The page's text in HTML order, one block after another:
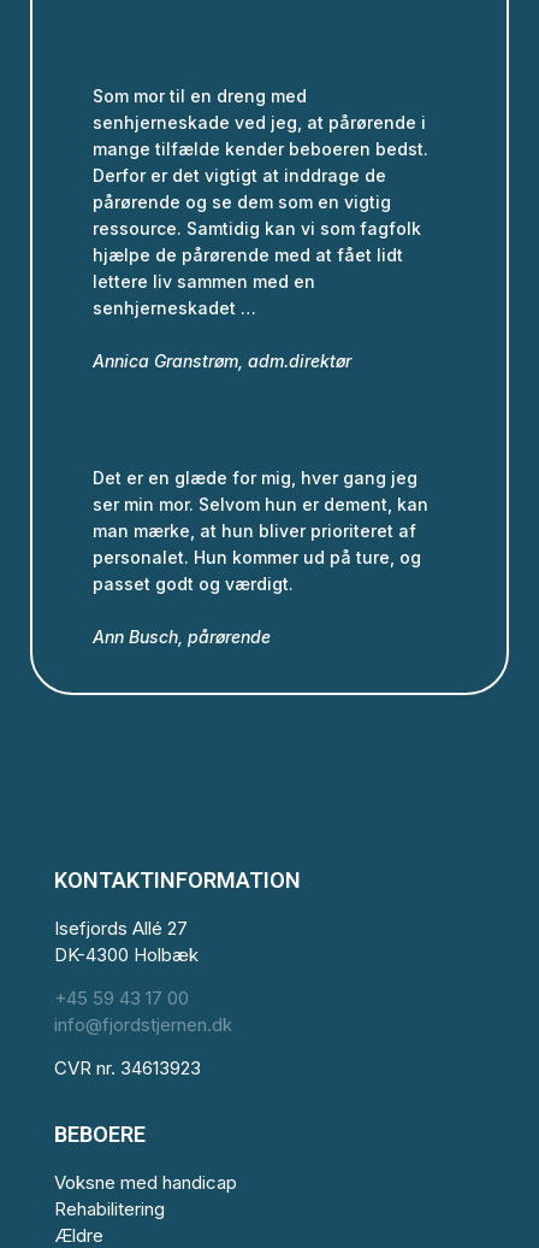
Som mor til en dreng med
senhjerneskade ved jeg, at pårørende i
mange tilfælde kender beboeren bedst.
Derfor er det vigtigt at inddrage de
pårørende og se dem som en vigtig
ressource. Samtidig kan vi som fagfolk
hjælpe de pårørende med at fået lidt
lettere liv sammen med en
senhjerneskadet …
Annica Granstrøm, adm.direktør
Det er en glæde for mig, hver gang jeg
ser min mor. Selvom hun er dement, kan
man mærke, at hun bliver prioriteret af
personalet. Hun kommer ud på ture, og
passet godt og værdigt.
Ann Busch, pårørende
KONTAKTINFORMATION
Isefjords Allé 27
DK-4300 Holbæk
+45 59 43 17 00
info@fjordstjernen.dk
CVR nr. 34613923
BEBOERE
Voksne med handicap
Rehabilitering
Ældre